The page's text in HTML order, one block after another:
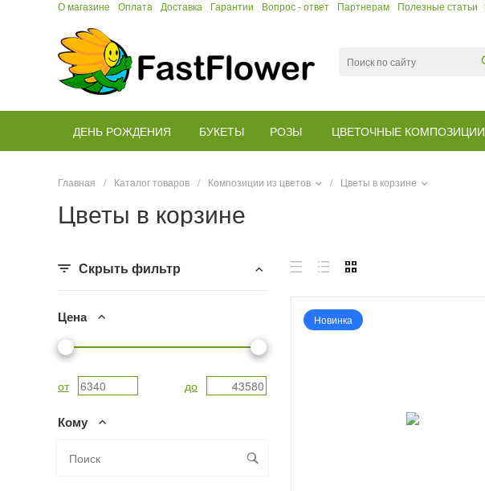
О магазине Оплата Доставка Гарантии Вопрос - ответ Партнерам Полезные статьи
ДЕНЬ РОЖДЕНИЯ БУКЕТЫ РОЗЫ ЦВЕТОЧНЫЕ КОМПОЗИЦИИ
Главная / Каталог товаров / Композиции из цветов / Цветы в корзине
Цветы в корзине
Скрыть фильтр
Цена
от до
Кому
Новинка